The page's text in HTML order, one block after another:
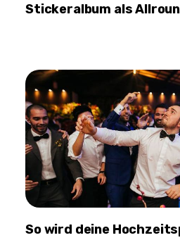
Stickeralbum als
So wird deine